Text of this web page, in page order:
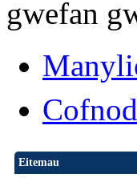
gwefan
Eitemau